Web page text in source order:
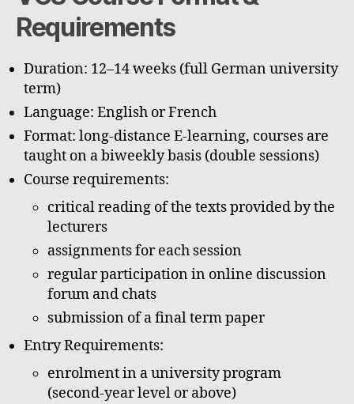
Requirements
Duration: 12–14 weeks (full German university
term)
Language: English or French
Format: long-distance E-learning, courses are
taught on a biweekly basis (double sessions)
Course requirements:
critical reading of the texts provided by the
lecturers
assignments for each session
regular participation in online discussion
forum and chats
submission of a final term paper
Entry Requirements:
enrolment in a university program
(second-year level or above)